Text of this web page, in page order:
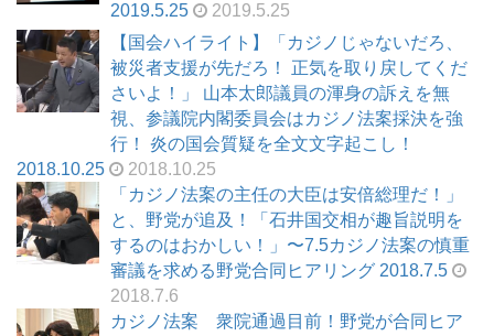
2019.5.25
2019.5.25
【国会ハイライト】「カジノじゃないだろ、
被災者支援が先だろ！ 正気を取り戻してくだ
さいよ！」 山本太郎議員の渾身の訴えを無
視、参議院内閣委員会はカジノ法案採決を強
行！ 炎の国会質疑を全文文字起こし！
2018.10.25
2018.10.25
「カジノ法案の主任の大臣は安倍総理だ！」
と、野党が追及！「石井国交相が趣旨説明を
するのはおかしい！」〜7.5カジノ法案の慎重
審議を求める野党合同ヒアリング 2018.7.5
2018.7.6
カジノ法案 衆院通過目前！野党が合同ヒア